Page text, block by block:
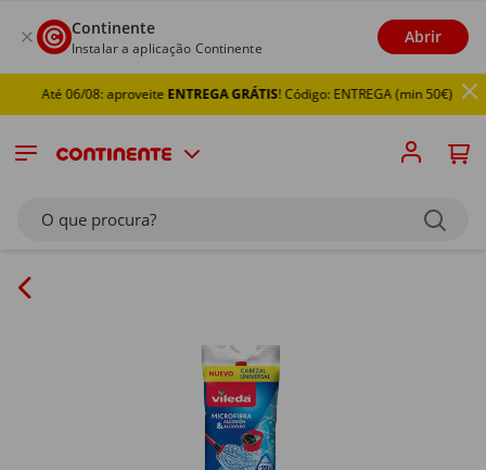
Continente
Instalar a aplicação Continente
Abrir
Até 06/08: aproveiteENTREGA GRÁTIS! Código: ENTREGA (min 50€)
O que procura?